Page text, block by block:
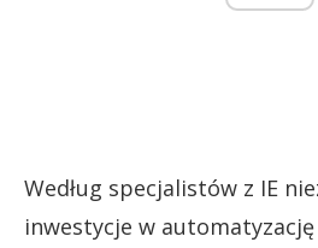
Według specjalistów z IE
inwestycje w